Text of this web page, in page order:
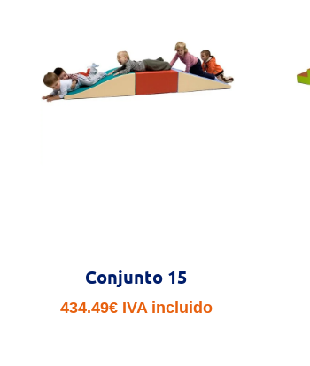
Conjunto 15
434.49€ IVA incluido